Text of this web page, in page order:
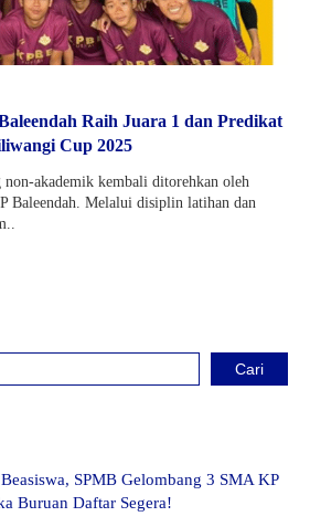
Raih Juara 1 dan Predikat
Cup 2025
non-akademik kembali ditorehkan oleh
Baleendah. Melalui disiplin latihan dan
Cari
SPMB Gelombang 3 SMA KP
Buruan Daftar Segera!